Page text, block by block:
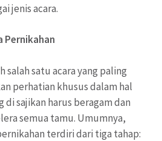
jenis acara.
Pernikahan
salah satu acara yang paling
perhatian khusus dalam hal
di sajikan harus beragam dan
semua tamu. Umumnya,
terdiri dari tiga tahap: